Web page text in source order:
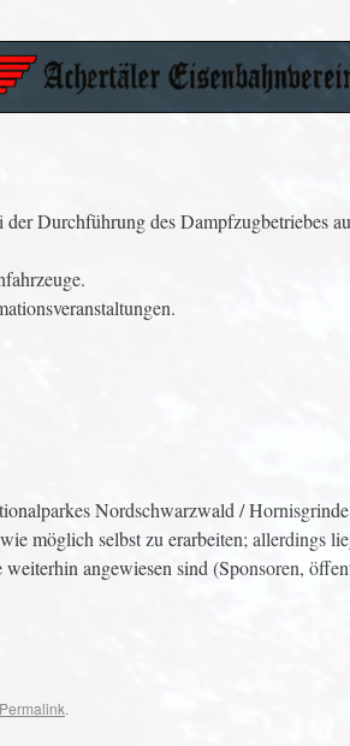
Durchführung des Dampfzugbetriebes
Nordschwarzwald / Hornisgrinde
möglich selbst zu erarbeiten; allerdings
angewiesen sind (Sponsoren,
Permalink.